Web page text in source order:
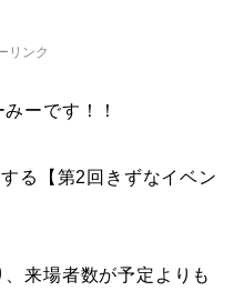
リンク
ーです！！
る【第2回きずなイベン
来場者数が予定よりも